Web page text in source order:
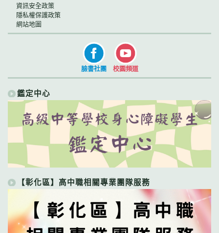
資訊安全政策
隱私權保護政策
網站地圖
臉書社團 校園頻道
鑑定中心
【彰化區】高中職相關專業團隊服務